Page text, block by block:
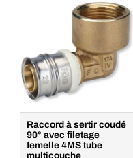
Raccord à sertir coudé
90° avec filetage
femelle 4MS tube
multicouche